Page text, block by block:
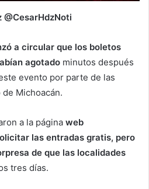
@CesarHdzNoti
a circular que los boletos
agotado minutos después
evento por parte de las
Michoacán.
a la página web
las entradas gratis, pero
de que las localidades
tres días.